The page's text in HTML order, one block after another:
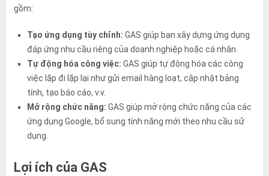
gồm:
Tạo ứng dụng tùy chỉnh: GAS giúp bạn xây dựng ứng dụng
đáp ứng nhu cầu riêng của doanh nghiệp hoặc cá nhân.
Tự động hóa công việc: GAS giúp tự động hóa các công
việc lặp đi lặp lại như gửi email hàng loạt, cập nhật bảng
tính, tạo báo cáo, v.v.
Mở rộng chức năng: GAS giúp mở rộng chức năng của các
ứng dụng Google, bổ sung tính năng mới theo nhu cầu sử
dụng.
Lợi ích của GAS